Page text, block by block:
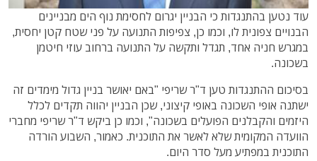
עוד נטען בהתנגדות כי הבניין יגרום לחסימת נוף הים מבניינים
הבנויים צפונית לו, וכמו כן, צפיפות התנועה על פני שטח קטן יחסית,
במגרש חניה אחד, תגדל ותקשה על התנועה ברחוב עוזי חיטמן
בשכונה.
בסיכום ההתנגדות טען ד"ר שריפי "באם יאושר בניין גדול מימדים זה
ישתנה אופי השכונה באופי קיצוני, שכן הבניין יהווה תקדים לכלל
היזמים והקבלנים הפועלים בשכונה", וכמו כן ביקש ד"ר שריפי מחברי
הוועדה המקומית שלא לאשר את התוכנית. כאמור, השבוע הורדה
התוכנית במפתיע מעל סדר היום.